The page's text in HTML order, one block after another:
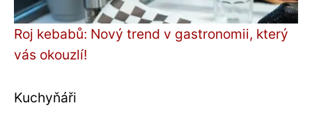
Roj kebabů: Nový trend v gastronomii, který
vás okouzlí!
Kuchyňáři